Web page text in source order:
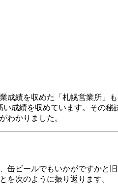
成績を収めた「札幌営業所」
成績を収めています。その秘
わかりました。
缶ビールでもいかがですかと
を次のように振り返ります。